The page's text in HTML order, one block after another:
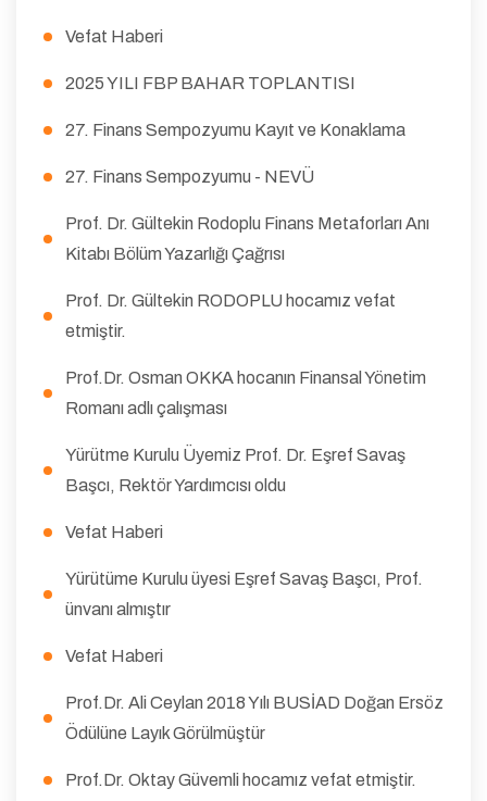
Vefat Haberi
2025 YILI FBP BAHAR TOPLANTISI
27. Finans Sempozyumu Kayıt ve Konaklama
27. Finans Sempozyumu - NEVÜ
Prof. Dr. Gültekin Rodoplu Finans Metaforları Anı
Kitabı Bölüm Yazarlığı Çağrısı
Prof. Dr. Gültekin RODOPLU hocamız vefat
etmiştir.
Prof.Dr. Osman OKKA hocanın Finansal Yönetim
Romanı adlı çalışması
Yürütme Kurulu Üyemiz Prof. Dr. Eşref Savaş
Başcı, Rektör Yardımcısı oldu
Vefat Haberi
Yürütüme Kurulu üyesi Eşref Savaş Başcı, Prof.
ünvanı almıştır
Vefat Haberi
Prof.Dr. Ali Ceylan 2018 Yılı BUSİAD Doğan Ersöz
Ödülüne Layık Görülmüştür
Prof.Dr. Oktay Güvemli hocamız vefat etmiştir.